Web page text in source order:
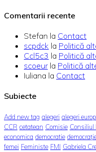
Comentarii recente
Stefan la Contact
scpdck la Politică
Ccl5c3 la Politică
scoeur la Politică
Iuliana la Contact
Subiecte
Add new tag alegeri alegeri
CCR cetatean Comisie Consiliul
economica democratie
femei Feministe FMI Gabriela